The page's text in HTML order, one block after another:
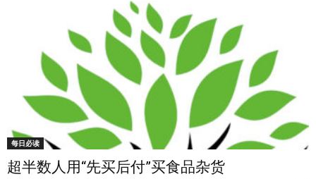
每日必读
超半数人用“先买后付”买食品杂货